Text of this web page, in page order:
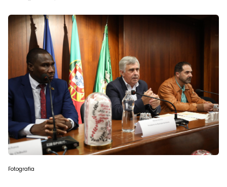
Fotografia